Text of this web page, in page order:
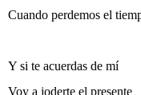
Cuando perdemos el
Y si te acuerdas de mí
Voy a joderte el presente